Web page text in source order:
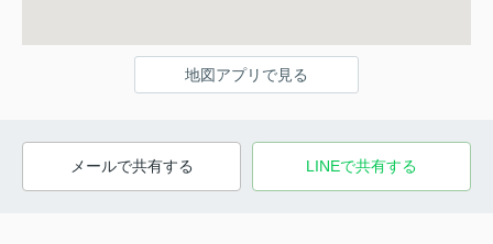
地図アプリで見る
メールで共有する LINEで共有する